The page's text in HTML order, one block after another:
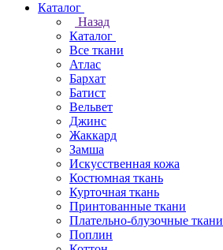
Каталог
Назад
Каталог
Все ткани
Атлас
Бархат
Батист
Вельвет
Джинс
Жаккард
Замша
Искусственная кожа
Костюмная ткань
Курточная ткань
Принтованные ткани
Плательно-блузочные ткани
Поплин